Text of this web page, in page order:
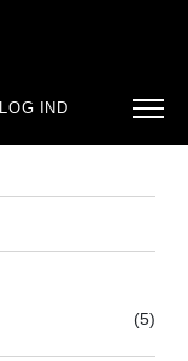
LOG IND
(5)